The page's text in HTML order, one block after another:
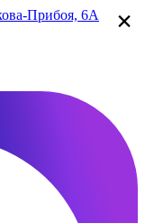
Прибоя, 6А
×